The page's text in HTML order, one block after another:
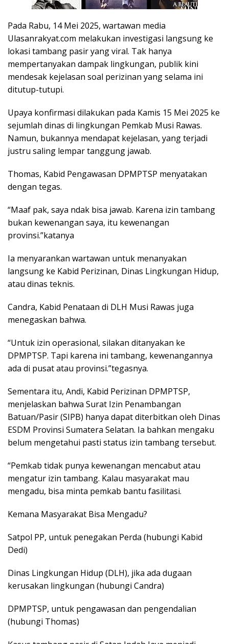
Pada Rabu, 14 Mei 2025, wartawan media
Ulasanrakyat.com melakukan investigasi langsung ke
lokasi tambang pasir yang viral. Tak hanya
mempertanyakan dampak lingkungan, publik kini
mendesak kejelasan soal perizinan yang selama ini
ditutup-tutupi.
Upaya konfirmasi dilakukan pada Kamis 15 Mei 2025 ke
sejumlah dinas di lingkungan Pemkab Musi Rawas.
Namun, bukannya mendapat kejelasan, yang terjadi
justru saling lempar tanggung jawab.
Thomas, Kabid Pengawasan DPMPTSP menyatakan
dengan tegas.
“Maaf pak, saya ndak bisa jawab. Karena izin tambang
bukan kewenangan saya, itu kewenangan
provinsi.”katanya
Ia menyarankan wartawan untuk menanyakan
langsung ke Kabid Perizinan, Dinas Lingkungan Hidup,
atau dinas teknis.
Candra, Kabid Penataan di DLH Musi Rawas juga
menegaskan bahwa.
“Untuk izin operasional, silakan ditanyakan ke
DPMPTSP. Tapi karena ini tambang, kewenangannya
ada di pusat atau provinsi.”tegasnya.
Sementara itu, Andi, Kabid Perizinan DPMPTSP,
menjelaskan bahwa Surat Izin Penambangan
Batuan/Pasir (SIPB) hanya dapat diterbitkan oleh Dinas
ESDM Provinsi Sumatera Selatan. Ia bahkan mengaku
belum mengetahui pasti status izin tambang tersebut.
“Pemkab tidak punya kewenangan mencabut atau
mengatur izin tambang. Kalau masyarakat mau
mengadu, bisa minta pemkab bantu fasilitasi.
Kemana Masyarakat Bisa Mengadu?
Satpol PP, untuk penegakan Perda (hubungi Kabid
Dedi)
Dinas Lingkungan Hidup (DLH), jika ada dugaan
kerusakan lingkungan (hubungi Candra)
DPMPTSP, untuk pengawasan dan pengendalian
(hubungi Thomas)